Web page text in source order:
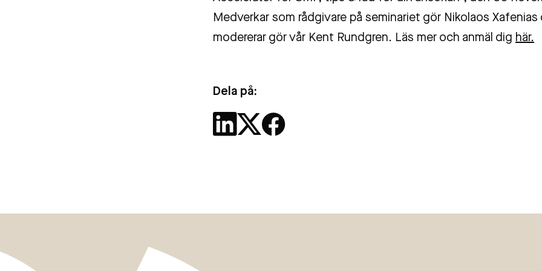
Medverkar som rådgivare på seminariet gör Nikolaos Xafenias
modererar gör vår Kent Rundgren. Läs mer och anmäl dig här.
Dela på: